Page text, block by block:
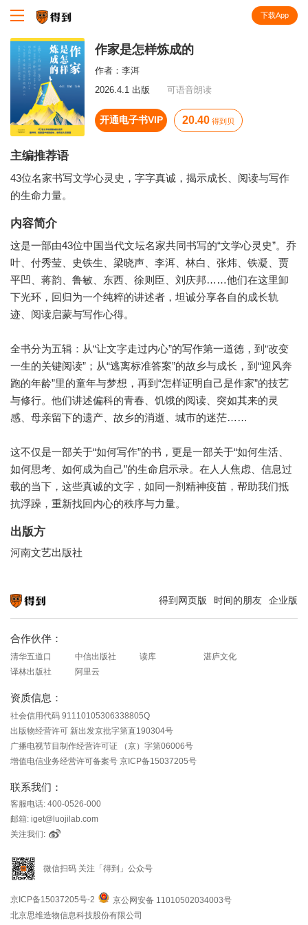
下载App
作家是怎样炼成的
作者： 李洱
2026.4.1 出版
可语音朗读
开通电子书VIP 20.40 得到贝
主编推荐语
43位名家书写文学心灵史，字字真诚，揭示成长、阅读与写作
的生命力量。
内容简介
这是一部由43位中国当代文坛名家共同书写的“文学心灵史”。乔
叶、付秀莹、史铁生、梁晓声、李洱、林白、张炜、铁凝、贾
平凹、蒋韵、鲁敏、东西、徐则臣、刘庆邦……他们在这里卸
下光环，回归为一个纯粹的讲述者，坦诚分享各自的成长轨
迹、阅读启蒙与写作心得。
全书分为五辑：从“让文字走过内心”的写作第一道德，到“改变
一生的关键阅读”；从“逃离标准答案”的故乡与成长，到“迎风奔
跑的年龄”里的童年与梦想，再到“怎样证明自己是作家”的技艺
与修行。他们讲述偏科的青春、饥饿的阅读、突如其来的灵
感、母亲留下的遗产、故乡的消逝、城市的迷茫……
这不仅是一部关于“如何写作”的书，更是一部关于“如何生活、
如何思考、如何成为自己”的生命启示录。在人人焦虑、信息过
载的当下，这些真诚的文字，如同一剂精神疫苗，帮助我们抵
抗浮躁，重新找回内心的秩序与力量。
出版方
河南文艺出版社
得到网页版 时间的朋友 企业版
合作伙伴：
清华五道口 中信出版社 读库
湛庐文化
译林出版社
阿里云
资质信息：
社会信用代码 91110105306338805Q
出版物经营许可 新出发京批字第直190304号
广播电视节目制作经营许可证 （京）字第06006号
增值电信业务经营许可备案号 京ICP备15037205号
联系我们：
客服电话: 400-0526-000
邮箱: iget@luojilab.com
关注我们:
微信扫码 关注「得到」公众号
京ICP备15037205号-2
京公网安备 11010502034003号
北京思维造物信息科技股份有限公司